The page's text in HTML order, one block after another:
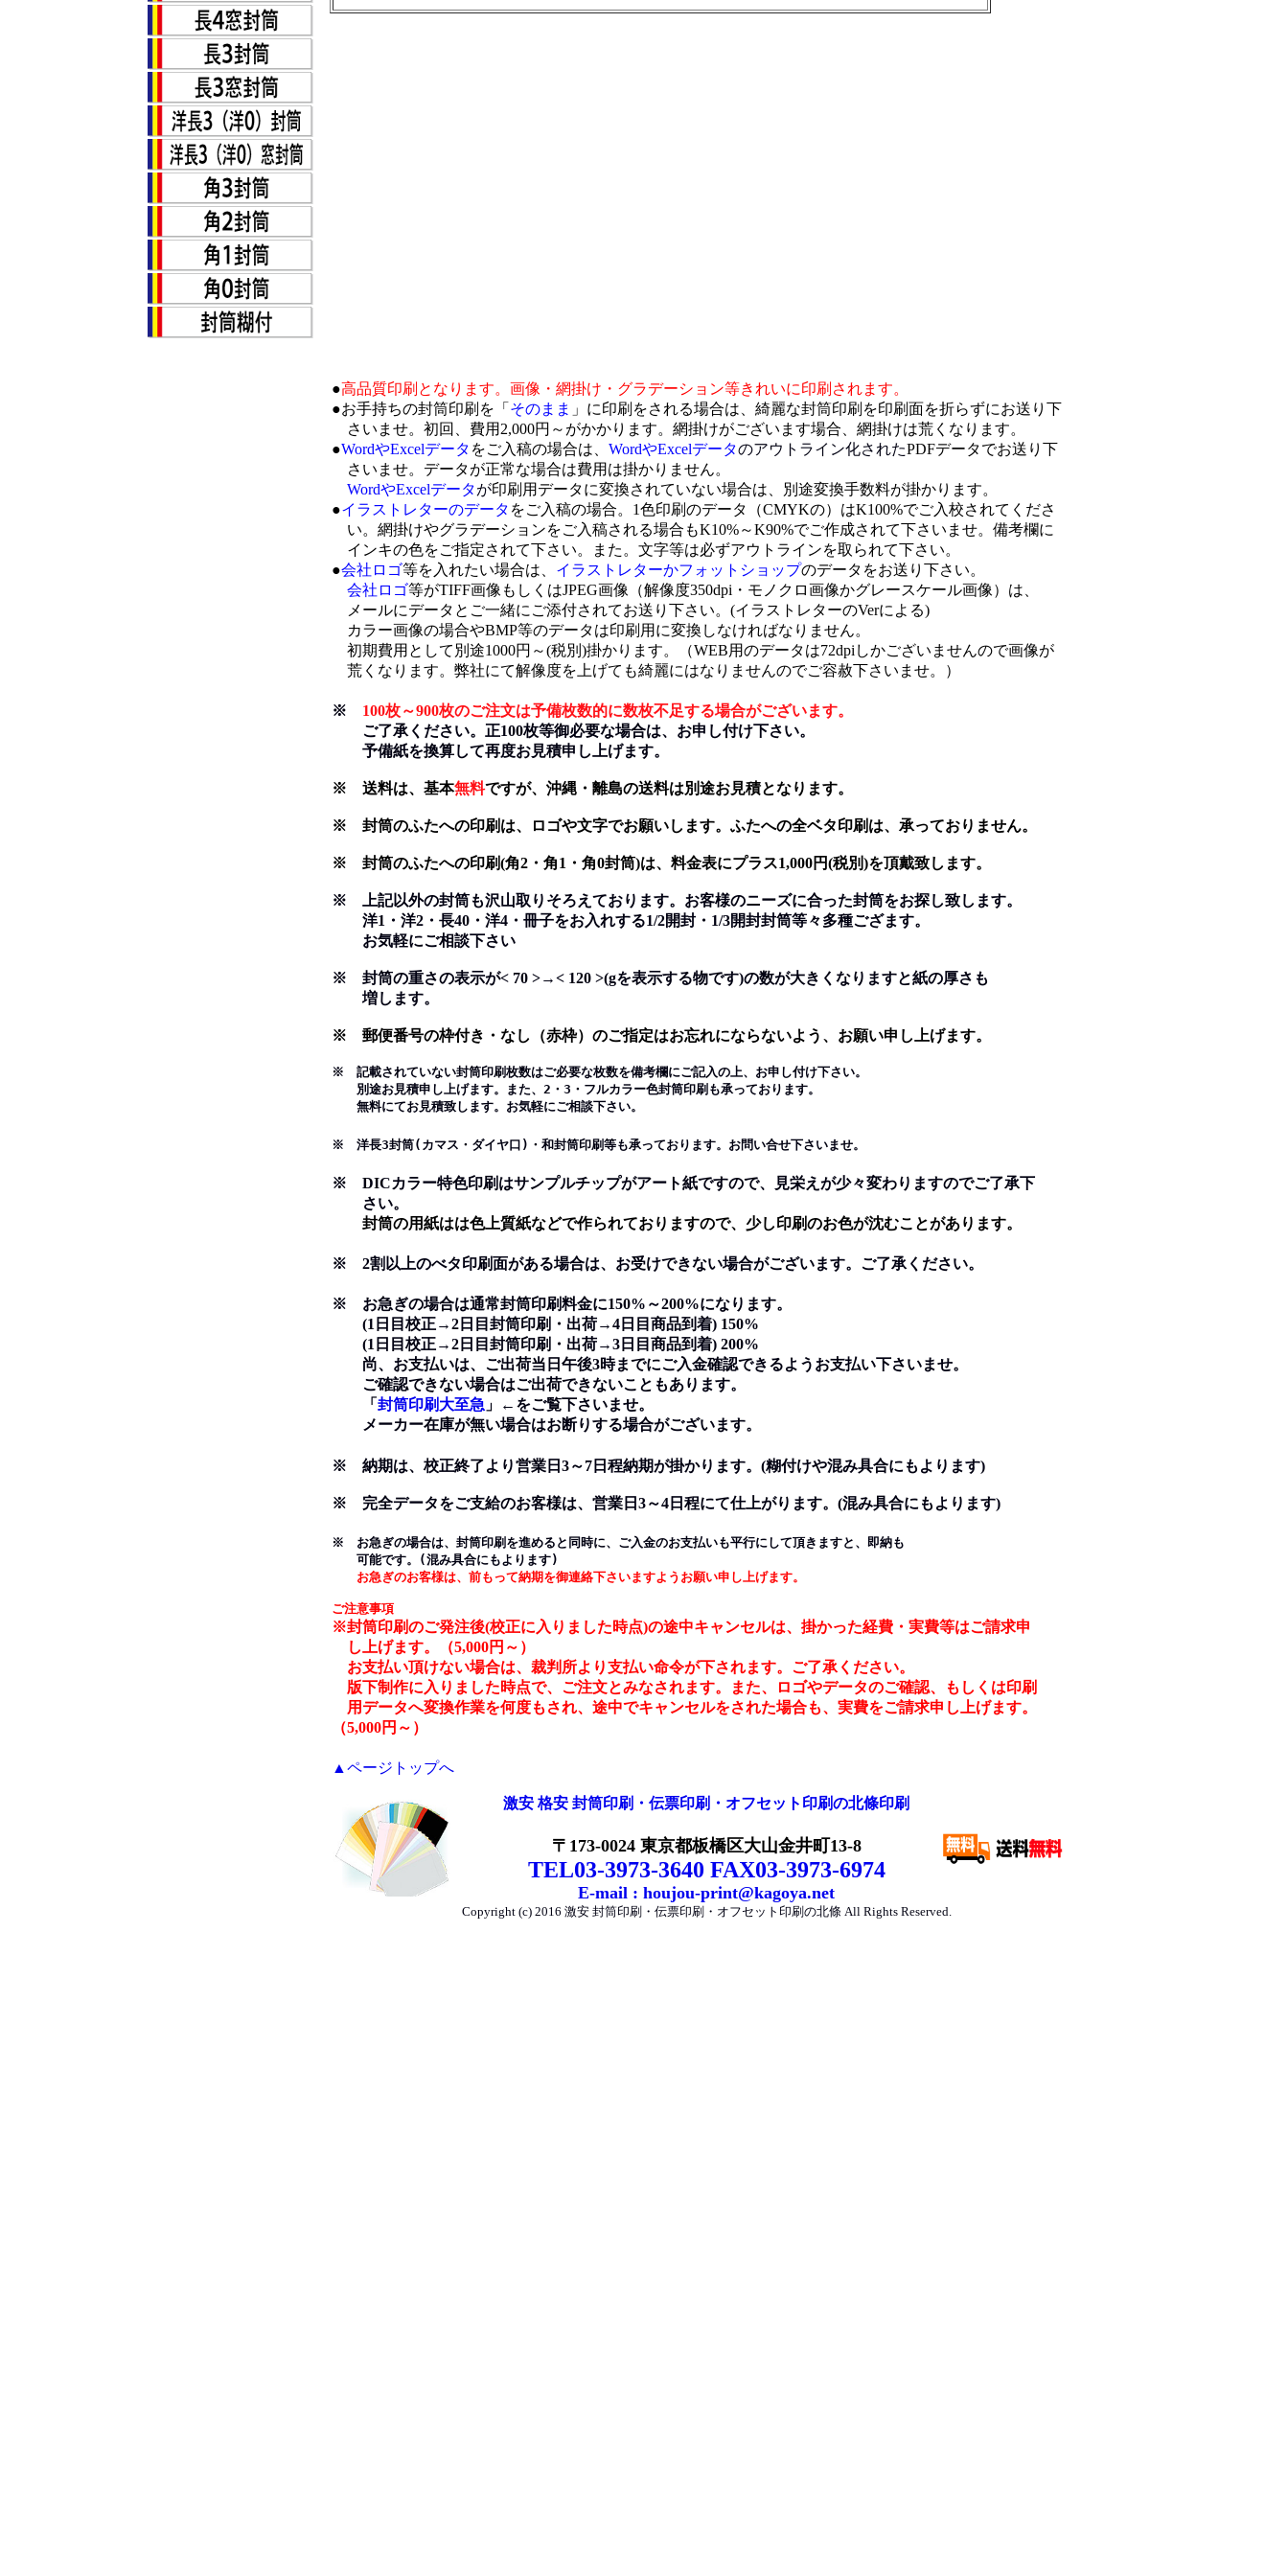
●高品質印刷となります。画像・網掛け・グラデーション等きれいに印刷されます。
●お手持ちの封筒印刷を「 そのまま 」に印刷をされる場合は、綺麗な封筒印刷を印刷面を折らずにお送り下
さいませ。初回、費用2,000円～がかかります。網掛けがございます場合、網掛けは荒くなります。
●WordやExcelデータ をご入稿の場合は、 WordやExcelデータのアウトライン化されたPDFデータでお送り下
さいませ。データが正常な場合は費用は掛かりません。
WordやExcelデータが印刷用データに変換されていない場合は、別途変換手数料が掛かります。
●イラストレターのデータ をご入稿の場合。1色印刷のデータ（CMYKの）はK100%でご入校されてくださ
い。網掛けやグラデーションをご入稿される場合もK10%～K90%でご作成されて下さいませ。備考欄に
インキの色をご指定されて下さい。また。文字等は必ずアウトラインを取られて下さい。
●会社ロゴ等を入れたい場合は、 イラストレターかフォットショップのデータをお送り下さい。
会社ロゴ等がTIFF画像もしくはJPEG画像（解像度350dpi・モノクロ画像かグレースケール画像）は、
メールにデータとご一緒にご添付されてお送り下さい。(イラストレターのVerによる)
カラー画像の場合やBMP等のデータは印刷用に変換しなければなりません。
初期費用として別途1000円～(税別)掛かります。（WEB用のデータは72dpiしかございませんので画像が
荒くなります。弊社にて解像度を上げても綺麗にはなりませんのでご容赦下さいませ。）
※ 100枚～900枚のご注文は予備枚数的に数枚不足する場合がございます。
ご了承ください。正100枚等御必要な場合は、お申し付け下さい。
予備紙を換算して再度お見積申し上げます。
※ 送料は、基本無料ですが、沖縄・離島の送料は別途お見積となります。
※ 封筒のふたへの印刷は、ロゴや文字でお願いします。ふたへの全ベタ印刷は、承っておりません。
※ 封筒のふたへの印刷(角2・角1・角0封筒)は、料金表にプラス1,000円(税別)を頂戴致します。
※ 上記以外の封筒も沢山取りそろえております。お客様のニーズに合った封筒をお探し致します。
洋1・洋2・長40・洋4・冊子をお入れする1/2開封・1/3開封封筒等々多種ござます。
お気軽にご相談下さい
※ 封筒の重さの表示が< 70 >→< 120 >(gを表示する物です)の数が大きくなりますと紙の厚さも
増します。
※ 郵便番号の枠付き・なし（赤枠）のご指定はお忘れにならないよう、お願い申し上げます。
※ 記載されていない封筒印刷枚数はご必要な枚数を備考欄にご記入の上、お申し付け下さい。
別途お見積申し上げます。また、2・3・フルカラー色封筒印刷も承っております。
無料にてお見積致します。お気軽にご相談下さい。
※ 洋長3封筒(カマス・ダイヤ口)・和封筒印刷等も承っております。お問い合せ下さいませ。
※ DICカラー特色印刷はサンプルチップがアート紙ですので、見栄えが少々変わりますのでご了承下
さい。
封筒の用紙はは色上質紙などで作られておりますので、少し印刷のお色が沈むことがあります。
※ 2割以上のべタ印刷面がある場合は、お受けできない場合がございます。ご了承ください。
※ お急ぎの場合は通常封筒印刷料金に150%～200%になります。
(1日目校正→2日目封筒印刷・出荷→4日目商品到着) 150%
(1日目校正→2日目封筒印刷・出荷→3日目商品到着) 200%
尚、お支払いは、ご出荷当日午後3時までにご入金確認できるようお支払い下さいませ。
ご確認できない場合はご出荷できないこともあります。
「 封筒印刷大至急 」←をご覧下さいませ。
メーカー在庫が無い場合はお断りする場合がございます。
※ 納期は、校正終了より営業日3～7日程納期が掛かります。(糊付けや混み具合にもよります)
※ 完全データをご支給のお客様は、営業日3～4日程にて仕上がります。(混み具合にもよります)
※ お急ぎの場合は、封筒印刷を進めると同時に、ご入金のお支払いも平行にして頂きますと、即納も
可能です。(混み具合にもよります)
お急ぎのお客様は、前もって納期を御連絡下さいますようお願い申し上げます。
ご注意事項
※封筒印刷のご発注後(校正に入りました時点)の途中キャンセルは、掛かった経費・実費等はご請求申
し上げます。
（5,000円～）
お支払い頂けない場合は、裁判所より支払い命令が下されます。ご了承ください。
版下制作に入りました時点で、ご注文とみなされます。また、ロゴやデータのご確認、もしくは印刷
用データへ変換作業を何度もされ、途中でキャンセルをされた場合も、実費をご請求申し上げます。
（5,000円～）
▲ページトップへ
激安 格安 封筒印刷・伝票印刷・オフセット印刷の北條印刷
〒173-0024 東京都板橋区大山金井町13-8
TEL03-3973-3640 FAX03-3973-6974
E-mail : houjou-print@kagoya.net
Copyright (c) 2016 激安 封筒印刷・伝票印刷・オフセット印刷の北條 All Rights Reserved.